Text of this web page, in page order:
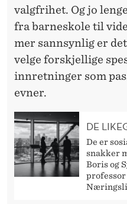
valgfrihet. Og jo
fra barneskole til
mer sannsynlig er
velge forskjellige
innretninger som
evner.
DE
De er
snakker
Boris og